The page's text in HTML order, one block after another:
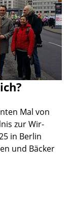
Mal von
zur Wir-
in Berlin
und Bäcker